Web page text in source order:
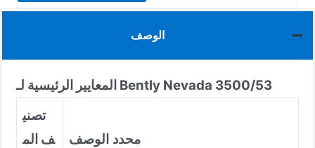
الوصف
المعايير الرئيسية لـ Bently Nevada 3500/53
تصني
ف الم
محدد الوصف